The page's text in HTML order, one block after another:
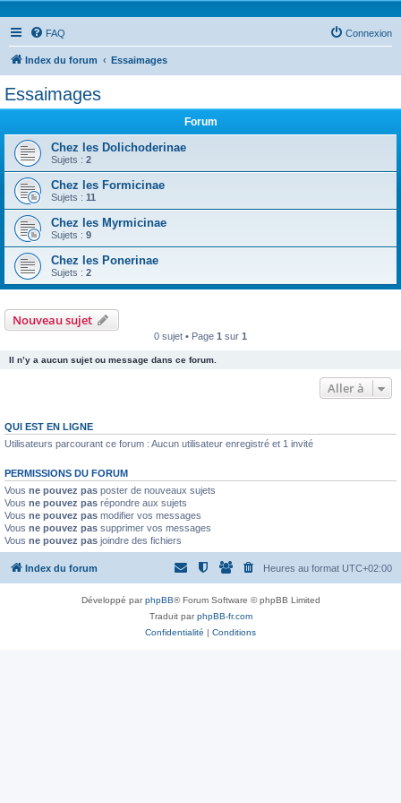
FAQ Connexion
Index du forum Essaimages
Essaimages
Forum
Chez les Dolichoderinae
Sujets : 2
Chez les Formicinae
Sujets : 11
Chez les Myrmicinae
Sujets : 9
Chez les Ponerinae
Sujets : 2
Nouveau sujet
0 sujet • Page 1 sur 1
Il n’y a aucun sujet ou message dans ce forum.
Aller à
QUI EST EN LIGNE
Utilisateurs parcourant ce forum : Aucun utilisateur enregistré et 1 invité
PERMISSIONS DU FORUM
Vous ne pouvez pas poster de nouveaux sujets
Vous ne pouvez pas répondre aux sujets
Vous ne pouvez pas modifier vos messages
Vous ne pouvez pas supprimer vos messages
Vous ne pouvez pas joindre des fichiers
Index du forum Heures au format UTC+02:00
Développé parphpBB® Forum Software © phpBB Limited
Traduit parphpBB-fr.com
Confidentialité | Conditions